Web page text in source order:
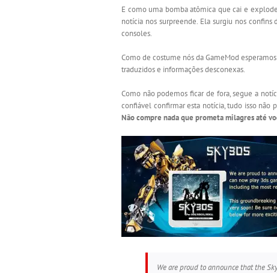
E como uma bomba atômica que cai e
notícia nos surpreende. Ela surgiu nos
consoles.
Como de costume nós da GameMod
traduzidos e informações desconexas.
Como não podemos ficar de fora, segue a
confiável confirmar esta notícia, tudo isso não
Não compre nada que prometa milagres até
We are proud to announce that the